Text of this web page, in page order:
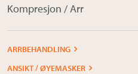
Kompresjon / Arr
ARRBEHANDLING
ANSIKT / ØYEMASKER